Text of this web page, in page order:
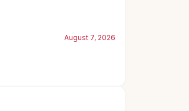
August 7, 2026